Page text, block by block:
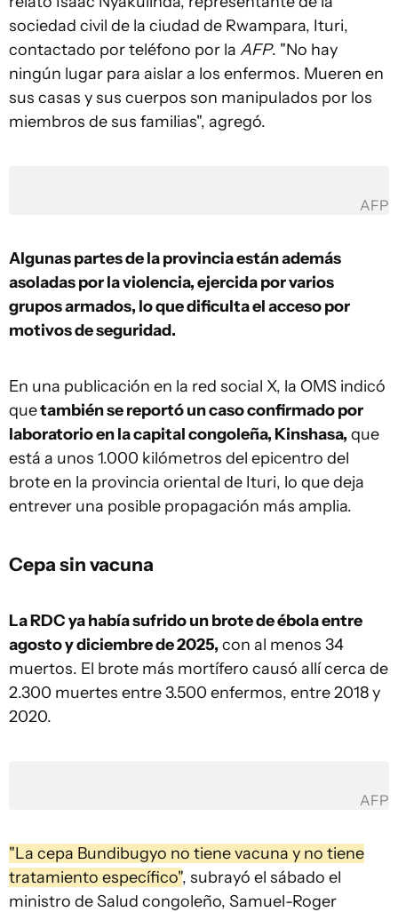
sociedad civil de la ciudad de Rwampara, Ituri,
contactado por teléfono por la AFP. "No hay
ningún lugar para aislar a los enfermos. Mueren en
sus casas y sus cuerpos son manipulados por los
miembros de sus familias", agregó.
AFP
Algunas partes de la provincia están además
asoladas por la violencia, ejercida por varios
grupos armados, lo que dificulta el acceso por
motivos de seguridad.
En una publicación en la red social X, la OMS indicó
quetambién se reportó un caso confirmado por
laboratorio en la capital congoleña, Kinshasa, que
está a unos 1.000 kilómetros del epicentro del
brote en la provincia oriental de Ituri, lo que deja
entrever una posible propagación más amplia.
Cepa sin vacuna
La RDC ya había sufrido un brote de ébola entre
agosto y diciembre de 2025, con al menos 34
muertos. El brote más mortífero causó allí cerca de
2.300 muertes entre 3.500 enfermos, entre 2018 y
2020.
AFP
"La cepa Bundibugyo no tiene vacuna y no tiene
tratamiento específico", subrayó el sábado el
ministro de Salud congoleño, Samuel-Roger